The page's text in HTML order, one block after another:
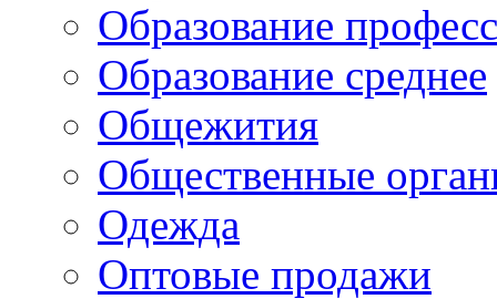
Образование
Образование среднее
Общежития
Общественные
Одежда
Оптовые продажи